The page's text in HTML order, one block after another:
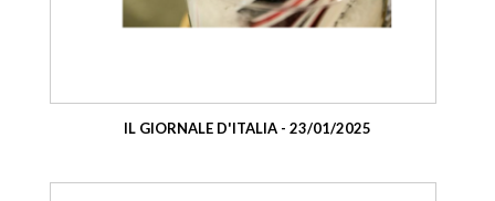
IL GIORNALE D'ITALIA - 23/01/2025